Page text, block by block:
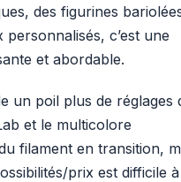
des figurines
personnalisés, c’est une
et abordable.
un poil plus de réglages
et le multicolore
filament en transition,
prix est difficile à